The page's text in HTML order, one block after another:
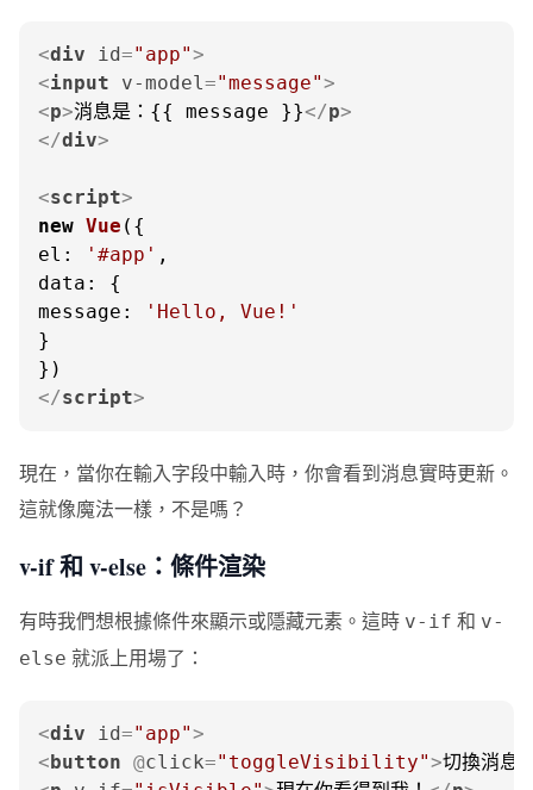
<div id="app">
<input v-model="message">
<p>消息是：{{ message }}</p>
</div>
<script>
new Vue
el : '#app'
data
message :
'Hello, Vue!'
}
</script>
現在，當你在輸入字段中輸入時，你會看到消息實時更新。
這就像魔法一樣，不是嗎？
v-if 和 v-else：條件渲染
有時我們想根據條件來顯示或隱藏元素。這時 v-if 和 v-
else 就派上用場了：
<div id="app">
<button @click="toggleVisibility">切換消息